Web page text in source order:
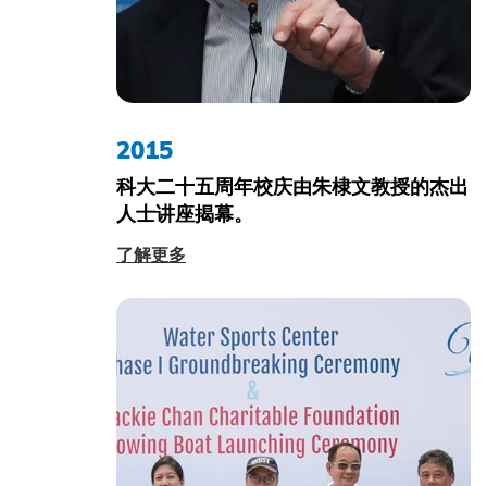
2015
科大二十五周年校庆由朱棣文教授的杰出
人士讲座揭幕。
了解更多